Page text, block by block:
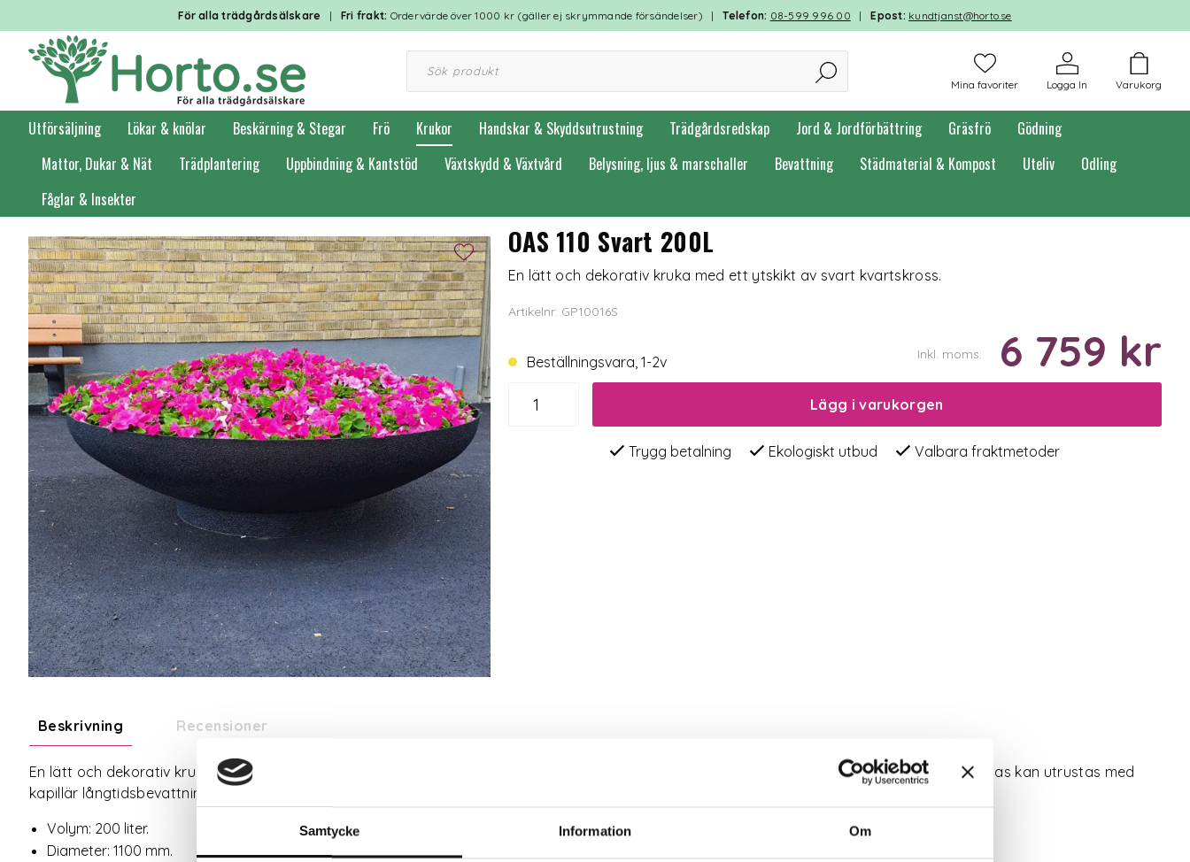
Samtycke Information Om
För alla trädgårdsälskare | Fri frakt: Ordervärde över 1000 kr (gäller ej skrymmande försändelser) |Telefon: 08-599 996 00 |Epost: kundtjanst@horto.se
Varukorg
Logga In
Mina favoriter
Utförsäljning Lökar & knölar Beskärning & Stegar Frö Krukor Handskar & Skyddsutrustning Trädgårdsredskap Jord & Jordförbättring Gräsfrö
Gödning
Mattor, Dukar & Nät
Trädplantering Uppbindning & Kantstöd Växtskydd & Växtvård Belysning, ljus & marschaller Bevattning Städmaterial & Kompost Uteliv
Odling
Fåglar & Insekter
Förstasidan Krukor
OAS 110 Svart 200L
En lätt och dekorativ kruka med ett ytskikt av svart kvartskross.
Artikelnr: GP10016S
Beställningsvara, 1-2v Inkl. moms: 6 759 kr
Lägg i varukorgen
Trygg betalning Ekologiskt utbud Valbara fraktmetoder
Beskrivning Recensioner
En lätt och dekorativ kruka med ett ytskikt av svart kvartskross. Ytan och den underliggande glasfiberarmerade plasten är väderbeständig. Oas kan utrustas med
kapillär långtidsbevattning (26L) och förhöjningsringar.
Volym: 200 liter.
Diameter: 1100 mm.